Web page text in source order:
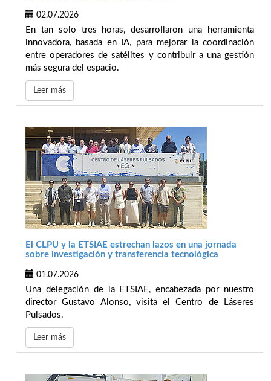
02.07.2026
En tan solo tres horas, desarrollaron una herramienta
innovadora, basada en IA, para mejorar la coordinación
entre operadores de satélites y contribuir a una gestión
más segura del espacio.
Leer más
El CLPU y la ETSIAE estrechan lazos en una jornada
sobre investigación y transferencia tecnológica
01.07.2026
Una delegación de la ETSIAE, encabezada por nuestro
director Gustavo Alonso, visita el Centro de Láseres
Pulsados.
Leer más